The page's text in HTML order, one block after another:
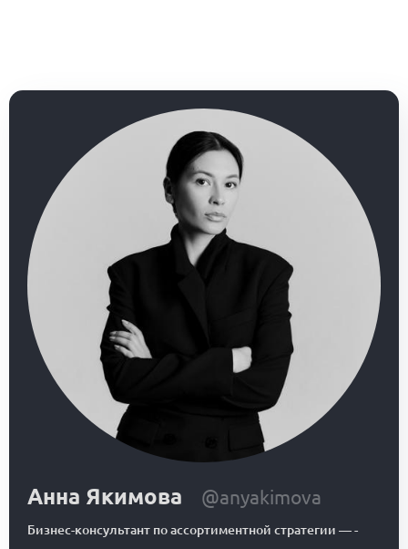
Анна Якимова @anyakimova
Бизнес-консультант по ассортиментной стратегии —-